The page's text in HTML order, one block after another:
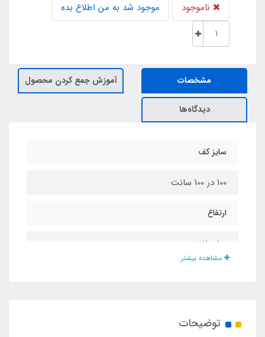
ناموجود موجود شد به من اطلاع بده
مشخصات آموزش جمع کردن محصول
دیدگاه‌ها
سایز کف
100 در 100 سانت
ارتفاع
100 سانت
مشاهده بیشتر
توضیحات